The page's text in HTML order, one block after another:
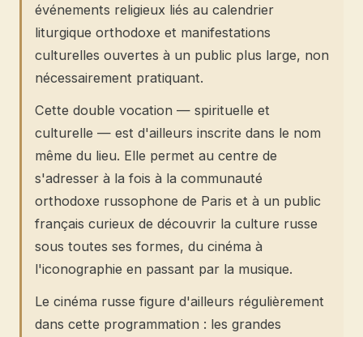
événements religieux liés au calendrier
liturgique orthodoxe et manifestations
culturelles ouvertes à un public plus large, non
nécessairement pratiquant.
Cette double vocation — spirituelle et
culturelle — est d'ailleurs inscrite dans le nom
même du lieu. Elle permet au centre de
s'adresser à la fois à la communauté
orthodoxe russophone de Paris et à un public
français curieux de découvrir la culture russe
sous toutes ses formes, du cinéma à
l'iconographie en passant par la musique.
Le cinéma russe figure d'ailleurs régulièrement
dans cette programmation : les grandes